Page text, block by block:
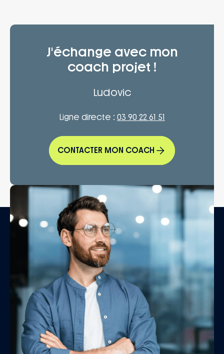
J'échange avec mon
coach projet !
Ludovic
Ligne directe : 03 90 22 61 51
CONTACTER MON COACH